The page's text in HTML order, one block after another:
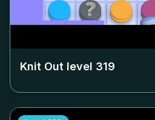
Knit Out level 319